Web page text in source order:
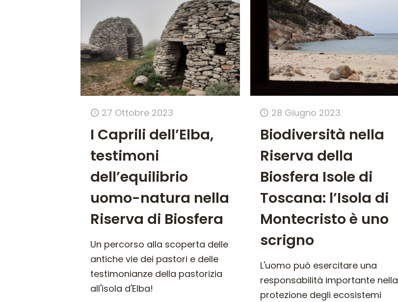
27 Ottobre 2023
I Caprili dell’Elba,
testimoni
dell’equilibrio
uomo-natura nella
Riserva di Biosfera
Un percorso alla scoperta delle
antiche vie dei pastori e delle
testimonianze della pastorizia
all'isola d'Elba!
28 Giugno 2023
Biodiversità nella
Riserva della
Biosfera Isole di
Toscana: l’Isola di
Montecristo è uno
scrigno
L'uomo può esercitare una
responsabilità importante nella
protezione degli ecosistemi